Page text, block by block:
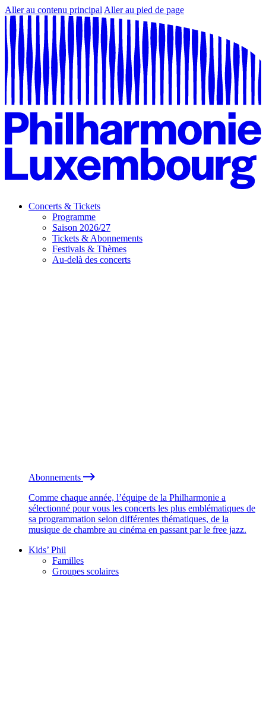
Aller au contenu principal Aller au pied de page
Concerts & Tickets
Programme
Saison 2026/27
Tickets & Abonnements
Festivals & Thèmes
Au-delà des concerts
Abonnements
Comme chaque année, l’équipe de la Philharmonie a
sélectionné pour vous les concerts les plus emblématiques de
sa programmation selon différentes thématiques, de la
musique de chambre au cinéma en passant par le free jazz.
Kids’ Phil
Familles
Groupes scolaires